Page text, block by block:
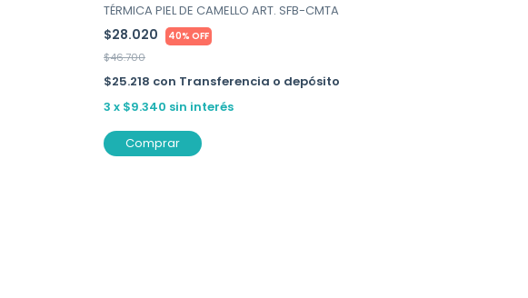
TÉRMICA PIEL DE CAMELLO ART. SFB-CMTA
$28.020 40% OFF
$46.700
$25.218 con Transferencia o depósito
3 x $9.340 sin interés
Comprar